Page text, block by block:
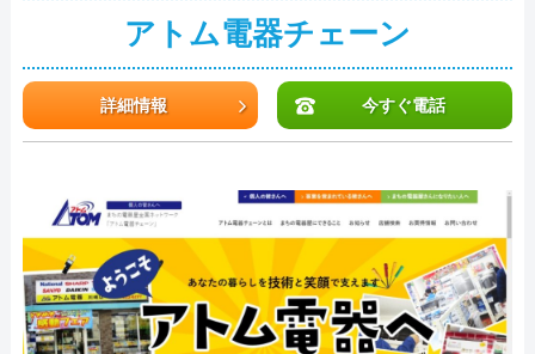
アトム電器チェーン
詳細情報 今すぐ電話